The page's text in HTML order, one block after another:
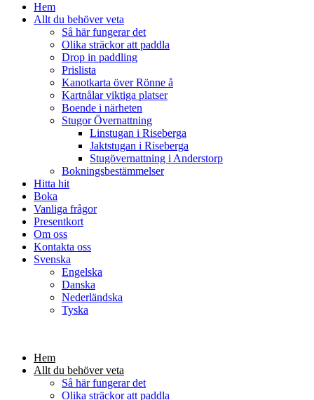
Hem
Allt du behöver veta
Så här fungerar det
Olika sträckor att paddla
Drop in paddling
Prislista
Kanotkarta över Rönne å
Kartnålar viktiga platser
Boende i närheten
Stugor Övernattning
Linstugan i Riseberga
Jaktstugan i Riseberga
Stugövernattning i Anderstorp
Bokningsbestämmelser
Hitta hit
Boka
Vanliga frågor
Presentkort
Om oss
Kontakta oss
Svenska
Engelska
Danska
Nederländska
Tyska
Hem
Allt du behöver veta
Så här fungerar det
Olika sträckor att paddla